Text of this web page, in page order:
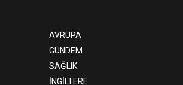
AVRUPA
GÜNDEM
SAĞLIK
İNGİLTERE